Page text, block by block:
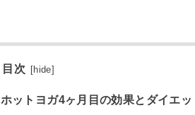
目次 [hide]
ホットヨガ4ヶ月目の効果とダイエッ